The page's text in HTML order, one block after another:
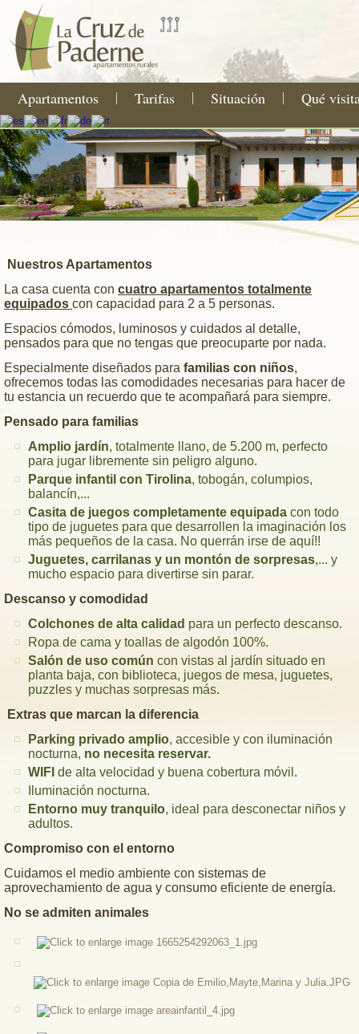
Apartamentos Tarifas Situación Qué
Nuestros Apartamentos
La casa cuenta con cuatro apartamentos totalmente
equipados con capacidad para 2 a 5 personas.
Espacios cómodos, luminosos y cuidados al detalle,
pensados para que no tengas que preocuparte por nada.
Especialmente diseñados para familias con niños,
ofrecemos todas las comodidades necesarias para hacer de
tu estancia un recuerdo que te acompañará para siempre.
Pensado para familias
Amplio jardín, totalmente llano, de 5.200 m, perfecto
para jugar libremente sin peligro alguno.
Parque infantil con Tirolina, tobogán, columpios,
balancín,...
Casita de juegos completamente equipada con todo
tipo de juguetes para que desarrollen la imaginación los
más pequeños de la casa. No querrán irse de aquí!!
Juguetes, carrilanas y un montón de sorpresas,... y
mucho espacio para divertirse sin parar.
Descanso y comodidad
Colchones de alta calidad para un perfecto descanso.
Ropa de cama y toallas de algodón 100%.
Salón de uso común con vistas al jardín situado en
planta baja, con biblioteca, juegos de mesa, juguetes,
puzzles y muchas sorpresas más.
Extras que marcan la diferencia
Parking privado amplio, accesible y con iluminación
nocturna, no necesita reservar.
WIFI de alta velocidad y buena cobertura móvil.
Iluminación nocturna.
Entorno muy tranquilo, ideal para desconectar niños y
adultos.
Compromiso con el entorno
Cuidamos el medio ambiente con sistemas de
aprovechamiento de agua y consumo eficiente de energía.
No se admiten animales